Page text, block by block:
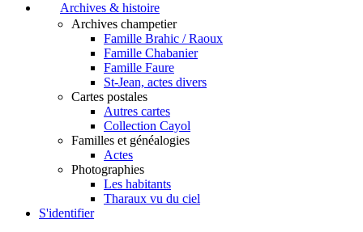
Archives & histoire
Archives champetier
Famille Brahic / Raoux
Famille Chabanier
Famille Faure
St-Jean, actes divers
Cartes postales
Autres cartes
Collection Cayol
Familles et généalogies
Actes
Photographies
Les habitants
Tharaux vu du ciel
S'identifier